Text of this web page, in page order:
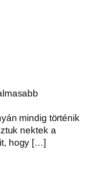
mindig történik
nektek a
hogy […]